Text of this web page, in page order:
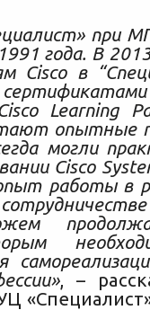
при
года. В
Cisco в
Learning
опытные
могли
Cisco
работы в
, –